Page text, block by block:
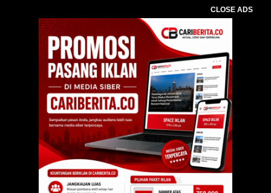
CLOSE ADS